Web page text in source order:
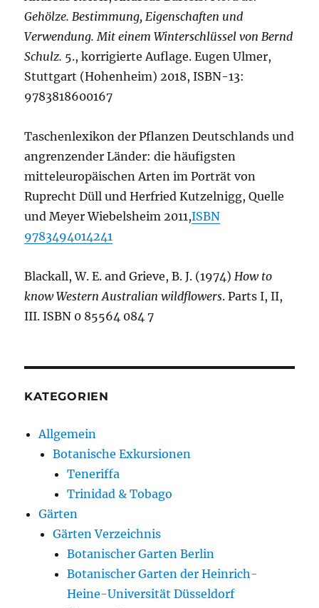
Gehölze. Bestimmung, Eigenschaften und
Verwendung. Mit einem Winterschlüssel von Bernd
Schulz. 5., korrigierte Auflage. Eugen Ulmer,
Stuttgart (Hohenheim) 2018, ISBN-13:
9783818600167
Taschenlexikon der Pflanzen Deutschlands und
angrenzender Länder: die häufigsten
mitteleuropäischen Arten im Porträt von
Ruprecht Düll und Herfried Kutzelnigg, Quelle
und Meyer Wiebelsheim 2011,ISBN
9783494014241
Blackall, W. E. and Grieve, B. J. (1974)How to
know Western Australian wildflowers. Parts I, II,
III. ISBN 0 85564 084 7
KATEGORIEN
Allgemein
Botanische Exkursionen
Teneriffa
Trinidad & Tobago
Gärten
Gärten Verzeichnis
Botanischer Garten Berlin
Botanischer Garten der Heinrich-
Heine-Universität Düsseldorf